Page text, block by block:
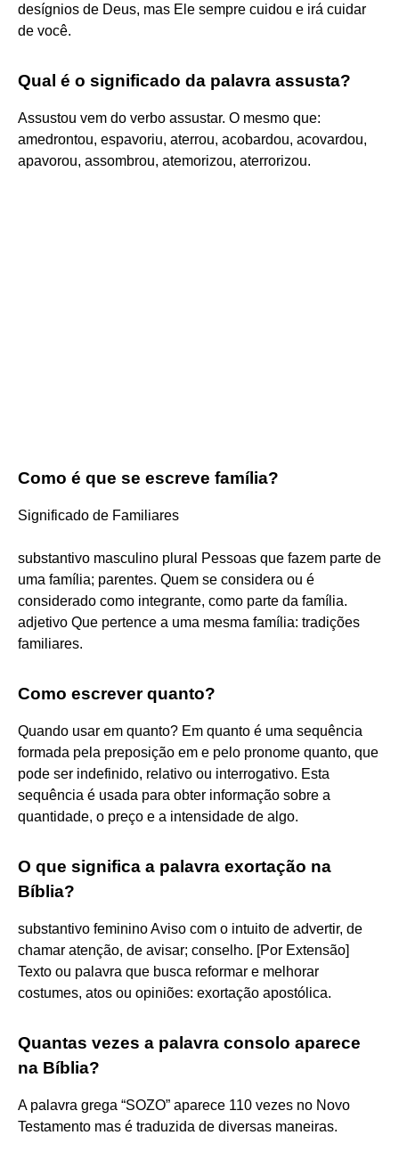
desígnios de Deus, mas Ele sempre cuidou e irá cuidar
de você.
Qual é o significado da palavra assusta?
Assustou vem do verbo assustar. O mesmo que:
amedrontou, espavoriu, aterrou, acobardou, acovardou,
apavorou, assombrou, atemorizou, aterrorizou.
Como é que se escreve família?
Significado de Familiares
substantivo masculino plural Pessoas que fazem parte de
uma família; parentes. Quem se considera ou é
considerado como integrante, como parte da família.
adjetivo Que pertence a uma mesma família: tradições
familiares.
Como escrever quanto?
Quando usar em quanto? Em quanto é uma sequência
formada pela preposição em e pelo pronome quanto, que
pode ser indefinido, relativo ou interrogativo. Esta
sequência é usada para obter informação sobre a
quantidade, o preço e a intensidade de algo.
O que significa a palavra exortação na
Bíblia?
substantivo feminino Aviso com o intuito de advertir, de
chamar atenção, de avisar; conselho. [Por Extensão]
Texto ou palavra que busca reformar e melhorar
costumes, atos ou opiniões: exortação apostólica.
Quantas vezes a palavra consolo aparece
na Bíblia?
A palavra grega “SOZO” aparece 110 vezes no Novo
Testamento mas é traduzida de diversas maneiras.